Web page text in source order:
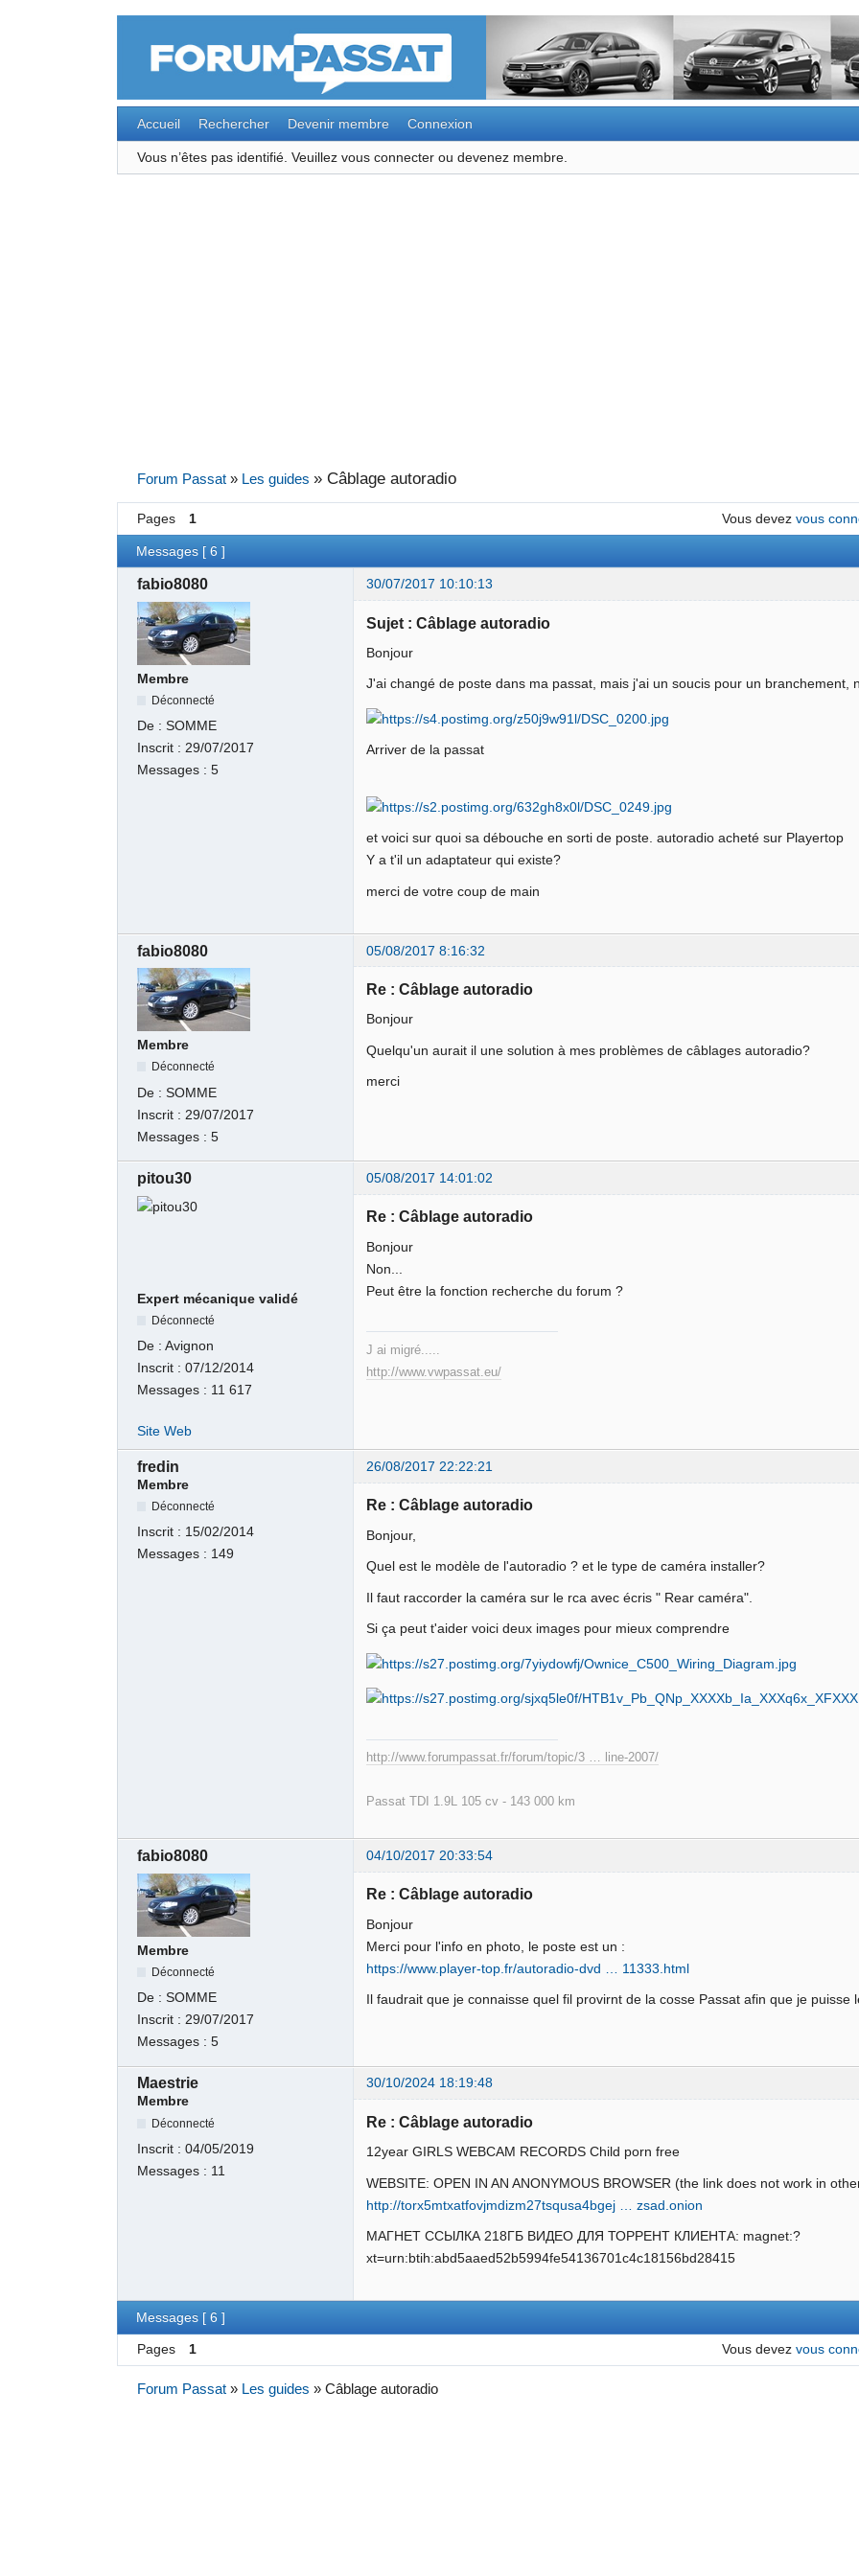
Accueil Rechercher Devenir membre Connexion
Vous n’êtes pas identifié. Veuillez vous connecter ou devenez membre.
Forum Passat » Les guides » Câblage autoradio
Pages 1 Vous devez vous
Messages [ 6 ]
fabio8080 30/07/2017 10:10:13
Membre
Déconnecté
De :SOMME
Inscrit :29/07/2017
Messages :5
Sujet : Câblage autoradio
Bonjour
J'ai changé de poste dans ma passat, mais j'ai un soucis pour un branchement,
Arriver de la passat
et voici sur quoi sa débouche en sorti de poste. autoradio acheté sur Playertop
Y a t'il un adaptateur qui existe?
merci de votre coup de main
fabio8080 05/08/2017 8:16:32
Membre
Déconnecté
De :SOMME
Inscrit : 29/07/2017
Messages :5
Re : Câblage autoradio
Bonjour
Quelqu'un aurait il une solution à mes problèmes de câblages autoradio?
merci
pitou30 05/08/2017 14:01:02
Expert mécanique validé
Déconnecté
De :Avignon
Inscrit :07/12/2014
Messages : 11 617
Re : Câblage autoradio
Bonjour
Non...
Peut être la fonction recherche du forum ?
J ai migré.....
http://www.vwpassat.eu/
Site Web
fredin
26/08/2017 22:22:21
Membre
Déconnecté
Inscrit : 15/02/2014
Messages : 149
Re : Câblage autoradio
Bonjour,
Quel est le modèle de l'autoradio ? et le type de caméra installer?
Il faut raccorder la caméra sur le rca avec écris " Rear caméra".
Si ça peut t'aider voici deux images pour mieux comprendre
http://www.forumpassat.fr/forum/topic/3 … line-2007/
Passat TDI 1.9L 105 cv - 143 000 km
fabio8080 04/10/2017 20:33:54
Membre
Déconnecté
De :SOMME
Inscrit :29/07/2017
Messages :5
Re : Câblage autoradio
Bonjour
Merci pour l'info en photo, le poste est un :
https://www.player-top.fr/autoradio-dvd … 11333.html
Il faudrait que je connaisse quel fil provirnt de la cosse Passat afin que je
Maestrie
30/10/2024 18:19:48
Membre
Déconnecté
Inscrit :04/05/2019
Messages : 11
Re : Câblage autoradio
12year GIRLS WEBCAM RECORDS Child porn free
WEBSITE: OPEN IN AN ANONYMOUS BROWSER (the link does not work in
http://torx5mtxatfovjmdizm27tsqusa4bgej … zsad.onion
МАГНЕТ ССЫЛКА 218ГБ ВИДЕО ДЛЯ ТОРРЕНТ КЛИЕНТА: magnet:?
xt=urn:btih:abd5aaed52b5994fe54136701c4c18156bd28415
Messages [ 6 ]
Pages 1 Vous devez vous
Forum Passat » Les guides » Câblage autoradio